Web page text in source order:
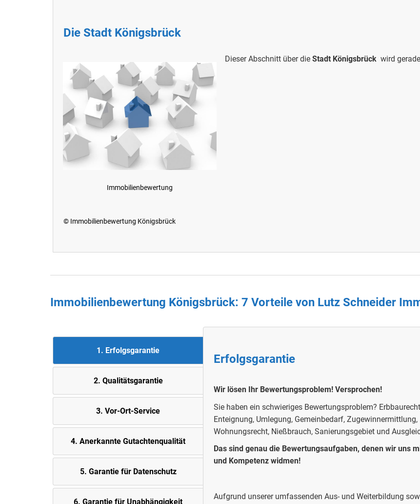
Die Stadt Königsbrück
Immobilienbewertung
Dieser Abschnitt über dieStadt Königsbrück wird
© Immobilienbewertung Königsbrück
Immobilienbewertung Königsbrück: 7 Vorteile von Lutz Schneider
1. Erfolgsgarantie
2. Qualitätsgarantie
3. Vor-Ort-Service
4. Anerkannte Gutachtenqualität
5. Garantie für Datenschutz
6. Garantie für Unabhängigkeit
Erfolgsgarantie
Wir lösen Ihr Bewertungsproblem! Versprochen!
Sie haben ein schwieriges Bewertungsproblem?
Enteignung, Umlegung, Gemeinbedarf, Zugewinnermittlung,
Wohnungsrecht, Nießbrauch, Sanierungsgebiet und
Das sind genau die Bewertungsaufgaben, denen wir uns
und Kompetenz widmen!
Aufgrund unserer umfassenden Aus- und Weiterbildung